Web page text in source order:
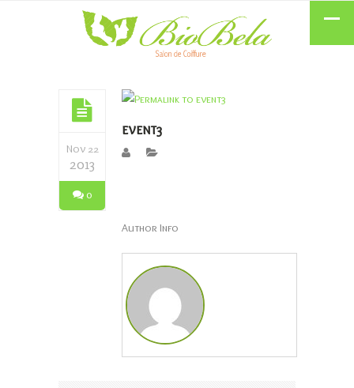
Nov 22
2013
0
event3
Author Info